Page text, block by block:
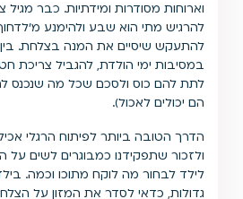
וארוחות מסודרות ומידתיות. כבר מגיל
להרגיש מתי הוא שבע ולהימנע
להתעקש שיסיים את המנה בצלחת. בין
במסיבות ימי הולדת, להגביל צריכת
לתת להם כוס ולסכם שכל מה שנכנס
הם יכולים לאכול).
הדרך הטובה ביותר לפיתוח הרגלי
ולזכור שתפקידנו כמבוגרים לשים על
לילד לבחור מה לוקח מתוכו וכמה.
גדולות, כדאי לסדר את המזון על